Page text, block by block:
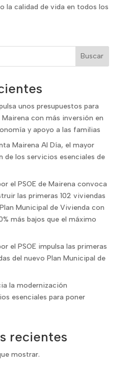
la calidad de vida en todos los
Buscar
unos presupuestos para
con más inversión en
y apoyo a las familias
Mairena Al Día, el mayor
de los servicios esenciales de
el PSOE de Mairena convoca
las primeras 102 viviendas
Municipal de Vivienda con
más bajos que el máximo
el PSOE impulsa las primeras
del nuevo Plan Municipal de
la modernización
esenciales para poner
recientes
mostrar.